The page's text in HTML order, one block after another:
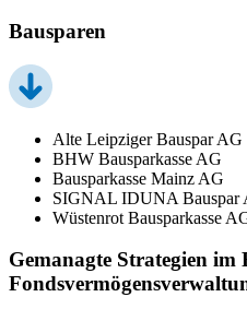
Bausparen
Alte Leipziger Bauspar AG
BHW Bausparkasse AG
Bausparkasse Mainz AG
SIGNAL IDUNA Bauspar
Wüstenrot Bausparkasse
Gemanagte Strategien im